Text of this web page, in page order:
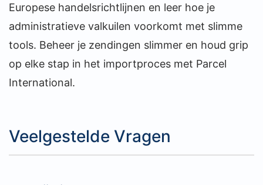
Europese handelsrichtlijnen en leer hoe je
administratieve valkuilen voorkomt met slimme
tools. Beheer je zendingen slimmer en houd grip
op elke stap in het importproces met Parcel
International.
Veelgestelde Vragen